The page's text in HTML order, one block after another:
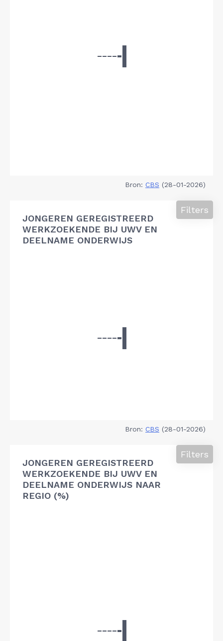
Bron: CBS (28-01-2026)
JONGEREN GEREGISTREERD
WERKZOEKENDE BIJ UWV EN
DEELNAME ONDERWIJS
Filters
Bron: CBS (28-01-2026)
JONGEREN GEREGISTREERD
WERKZOEKENDE BIJ UWV EN
DEELNAME ONDERWIJS NAAR
REGIO (%)
Filters